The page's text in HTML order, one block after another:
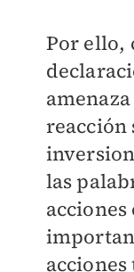
Por ello,
reacción
las
acciones